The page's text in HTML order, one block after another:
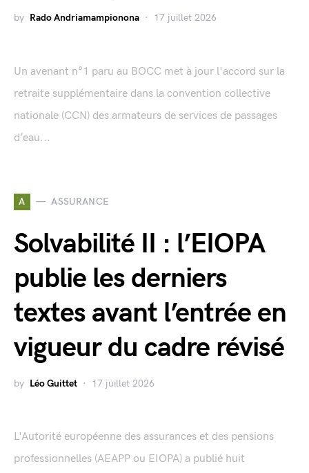
by Rado Andriamampionona 17 juillet 2026
Un avenant n°1 paru au BOCC met à jour l'accord sur la
retraite supplémentaire dans la convention collective
nationale (CCN) des armateurs de services de passages
d’eau...
A ASSURANCE
Solvabilité II : l’EIOPA
publie les derniers
textes avant l’entrée en
vigueur du cadre révisé
by Léo Guittet 17 juillet 2026
L'Autorité européenne des assurances et des pensions
professionnelles (AEAPP ou EIOPA) a publié huit